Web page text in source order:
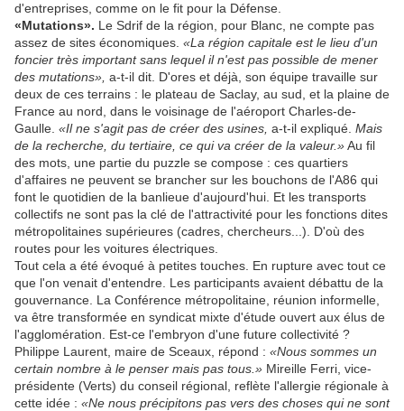
d'entreprises, comme on le fit pour la Défense.
«Mutations». Le Sdrif de la région, pour Blanc, ne compte pas
assez de sites économiques. «La région capitale est le lieu d'un
foncier très important sans lequel il n'est pas possible de mener
des mutations», a-t-il dit. D'ores et déjà, son équipe travaille sur
deux de ces terrains : le plateau de Saclay, au sud, et la plaine de
France au nord, dans le voisinage de l'aéroport Charles-de-
Gaulle. «Il ne s'agit pas de créer des usines, a-t-il expliqué. Mais
de la recherche, du tertiaire, ce qui va créer de la valeur.»Au fil
des mots, une partie du puzzle se compose : ces quartiers
d'affaires ne peuvent se brancher sur les bouchons de l'A86 qui
font le quotidien de la banlieue d'aujourd'hui. Et les transports
collectifs ne sont pas la clé de l'attractivité pour les fonctions dites
métropolitaines supérieures (cadres, chercheurs...). D'où des
routes pour les voitures électriques.
Tout cela a été évoqué à petites touches. En rupture avec tout ce
que l'on venait d'entendre. Les participants avaient débattu de la
gouvernance. La Conférence métropolitaine, réunion informelle,
va être transformée en syndicat mixte d'étude ouvert aux élus de
l'agglomération. Est-ce l'embryon d'une future collectivité ?
Philippe Laurent, maire de Sceaux, répond : «Nous sommes un
certain nombre à le penser mais pas tous.» Mireille Ferri, vice-
présidente (Verts) du conseil régional, reflète l'allergie régionale à
cette idée : «Ne nous précipitons pas vers des choses qui ne sont